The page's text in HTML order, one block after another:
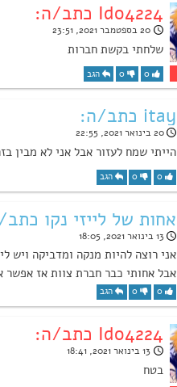
Ido4224 כתב/ה:
20 בספטמבר 2021, 23:51
שלחתי בקשת חברות
0
0 הגב
itay כתב/ה:
20 בינואר 2021, 22:55
הייתי שמח לעזור אבל אני לא מבין
0
0 הגב
אחות של לייזי נקו
13 בינואר 2021, 18:05
אני רוצה להיות מנקה ומדביקה ויש
אבל אחותי כבר חברת צוות אז אפשר
0
0 הגב
Ido4224 כתב/ה:
13 בינואר 2021, 18:41
בטח